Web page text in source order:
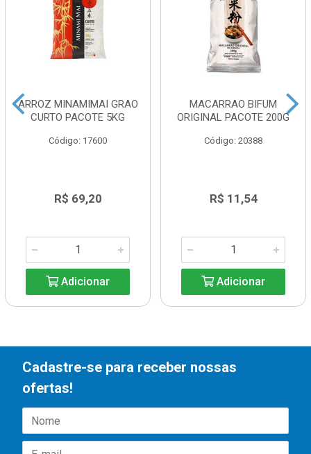
ARROZ MINAMIMAI GRAO
CURTO PACOTE 5KG
Código: 17600
R$ 69,20
Adicionar
MACARRAO BIFUM
ORIGINAL PACOTE 200G
Código: 20388
R$ 11,54
Adicionar
Cadastre-se para receber nossas
ofertas!